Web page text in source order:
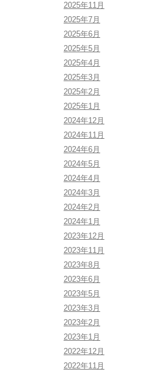
2025年11月
2025年7月
2025年6月
2025年5月
2025年4月
2025年3月
2025年2月
2025年1月
2024年12月
2024年11月
2024年6月
2024年5月
2024年4月
2024年3月
2024年2月
2024年1月
2023年12月
2023年11月
2023年8月
2023年6月
2023年5月
2023年3月
2023年2月
2023年1月
2022年12月
2022年11月